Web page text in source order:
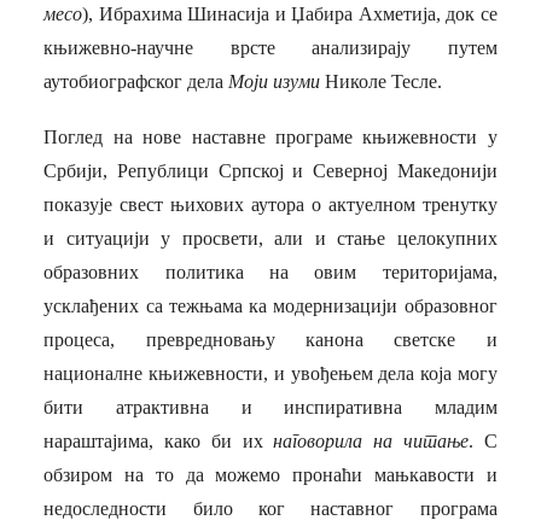
месо), Ибрахима Шинасија и Џабира Ахметија, док се
књижевно-научне врсте анализирају путем
аутобиографског дела Моји изумиНиколе Тесле.
Поглед на нове наставне програме књижевности у
Србији, Републици Српској и Северној Македонији
показује свест њихових аутора о актуелном тренутку
и ситуацији у просвети, али и стање целокупних
образовних политика на овим територијама,
усклађених са тежњама ка модернизацији образовног
процеса, превредновању канона светске и
националне књижевности, и увођењем дела која могу
бити атрактивна и инспиративна младим
нараштајима, како би ихнаговорила на читање. С
обзиром на то да можемо пронаћи мањкавости и
недоследности било ког наставног програма